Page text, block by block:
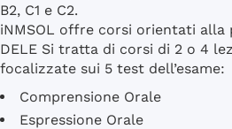
B2, C1 e C2.
iNMSOL offre corsi orientati alla
DELE Si tratta di corsi di 2 o 4
focalizzate sui 5 test dell’esame:
Comprensione Orale
Espressione Orale